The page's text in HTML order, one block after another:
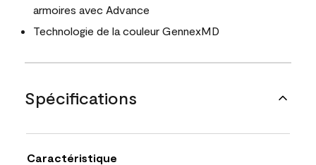
armoires avec Advance
Technologie de la couleur GennexMD
Spécifications
Caractéristique